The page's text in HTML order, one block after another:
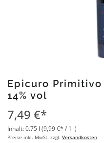
Epicuro Primitivo
14% vol
7,49 €*
Inhalt:0.75 l (9,99 €* / 1 l)
Preise inkl. MwSt. zzgl. Versandkosten